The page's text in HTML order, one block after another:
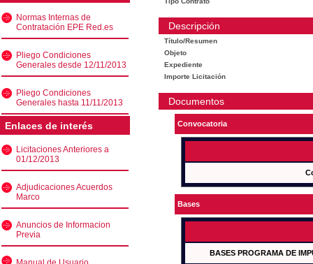
Normas Internas de
Contratación EPE Red.es
Pliego Condiciones
Generales desde 12/11/2013
Pliego Condiciones
Generales hasta 11/11/2013
Enlaces de interés
Licitaciones Anteriores a
01/12/2013
Adjudicaciones Acuerdos
Marco
Anuncios de Informacion
Previa
Descripción
Título/Resumen
Objeto
Expediente
Importe Licitación
Documentos
Convocatoria
Bases
BASES PROGRAMA DE